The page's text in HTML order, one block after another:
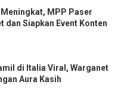
MPP Paser
dan Siapkan Event Konten
di Italia Viral, Warganet
Aura Kasih